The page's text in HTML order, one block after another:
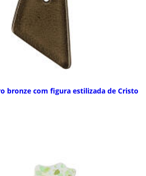
bronze com figura estilizada de Cristo